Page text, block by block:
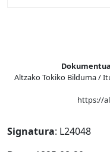
Altzako Tokiko Bilduma /
https://
Signatura: L24048